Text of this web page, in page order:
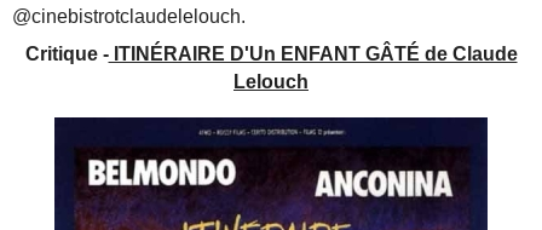
@cinebistrotclaudelelouch.
Critique -ITINÉRAIRE D'Un ENFANT GÂTÉ de Claude
Lelouch